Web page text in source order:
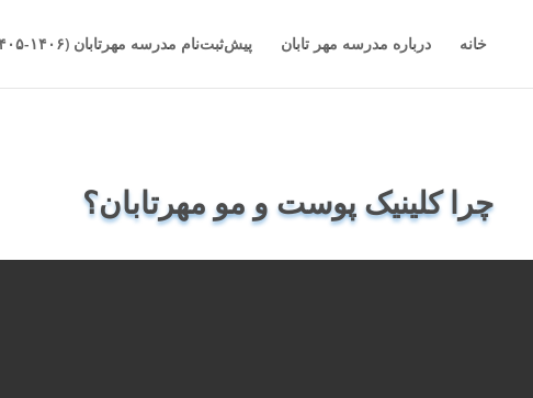
خانه درباره مدرسه مهر تابان پیش‌ثبت‌نام مدرسه مهرتابان (۱۴۰۶-۱۴۰۵)
چرا کلینیک پوست و مو مهرتابان؟